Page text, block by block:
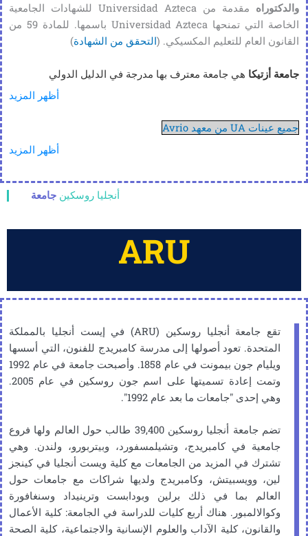
والدكتوراه
مقدمة من Universidad Azteca للشهادات الجامعية
الخاصة التي تمنحها Universidad Azteca باسمها. للمادة 59 من
القانون العام للتعليم المكسيكي. (التحقق من الشهادة)
جامعة أزتيكا هي جامعة معترف بها مدرجة في الدليل الدولي
للجامعات IAU (قاعدة بيانات التعليم العالي العالمية WHED، "قائمة
مع اعتماد البرامج الأول من قبل SEP في عام 1997 وتم اعتمادها
للحكومة الفيدرالية المكسيكية: إخطار رسمي بالجامعة سجل
مع الحرم الجامعي الرئيسي وامتدادات الأقمار الصناعية في المكسيك
الاعتمادات البرامجية المختلفة (RVOE) من قبل وزير التعليم العام في
الحكومية لبعض البرامج الدولية.
تخضع الجامعة للإشراف وضمان الجودة من قبل SEP وفقًا لقوانين
التعليم العالي المكسيكية. على المستوى الدولي، تقدم
القانون العام للتعليم في المكسيك.
الحرم الجامعي والعمادة في النمسا Universidad Azteca
European Programs ZVR: 201689493 هي منظمة غير ربحية
مسجلة في النمسا، معتمدة ومسجلة من قبل وكالة الاعتماد وضمان
الجودة AQ Austria (المادة 27 قانون ضمان الجودة في التعليم
أظهر المزيد
جميع عينات UA من معهد Avrio
أظهر المزيد
أنجليا روسكين جامعة
ARU
تقع جامعة أنجليا روسكين (ARU) في إيست أنجليا بالمملكة
المتحدة. تعود أصولها إلى مدرسة كامبريدج للفنون، التي أسسها
ويليام جون بيمونت في عام 1858. وأصبحت جامعة في عام 1992
وتمت إعادة تسميتها على اسم جون روسكين في عام 2005.
وهي إحدى "جامعات ما بعد عام 1992".
تضم جامعة أنجليا روسكين 39,400 طالب حول العالم ولها فروع
جامعية في كامبريدج، وتشيلمسفورد، وبيتربورو، ولندن. وهي
تشترك في المزيد من الجامعات مع كلية ويست أنجليا في كينجز
لين، وويسبيتش، وكامبريدج ولديها شراكات مع جامعات حول
العالم بما في ذلك برلين وبودابست وترينيداد وسنغافورة
وكوالالمبور. هناك أربع كليات للدراسة في الجامعة: كلية الأعمال
والقانون، كلية الآداب والعلوم الإنسانية والاجتماعية، كلية الصحة